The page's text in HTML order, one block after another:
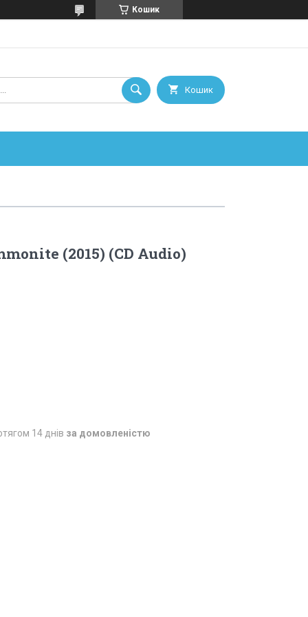
Кошик
Кошик
(2015) (CD Audio)
14 днів за домовленістю